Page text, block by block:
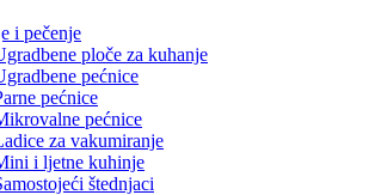
i pečenje
ploče za kuhanje
pećnice
pećnice
pećnice
za vakumiranje
i ljetne kuhinje
štednjaci